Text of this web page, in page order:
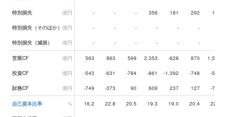
特別損失 億円 - - - 356 181 292 136
特別損失（そのほか） 億円 - - - - - -
特別損失（減損） 億円 - - - - - -
営業CF 億円 563 863 599 2,353 -628 870 1,597
投資CF 億円 -543 -631 -784 -861 -1,392 -748 -591
財務CF 億円 -749 -373 90 609 237 127 -795
自己資本比率 % 16.2 22.8 20.5 19.3 19.0 20.4 22.9